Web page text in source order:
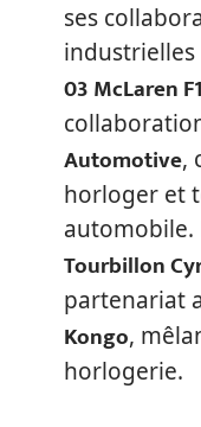
ses
industrielles
03 McLaren F1
Automotive,
horloger et
automobile.
Tourbillon
partenariat
Kongo,
horlogerie.